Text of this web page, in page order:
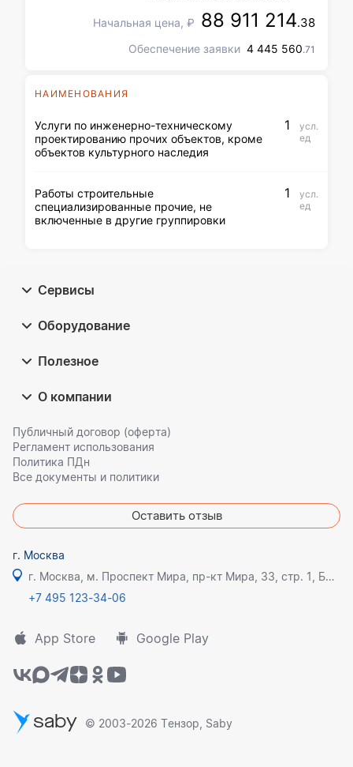
Начальная цена, ₽ 88 911 214.38
Обеспечение заявки 4 445 560.71
НАИМЕНОВАНИЯ
Услуги по инженерно-техническому
проектированию прочих объектов, кроме
объектов культурного наследия
1
усл.
ед
Работы строительные
специализированные прочие, не
включенные в другие группировки
1
усл.
ед
Сервисы
Оборудование
Полезное
О компании
Публичный договор (оферта)
Регламент использования
Политика ПДн
Все документы и политики
Оставить отзыв
г. Москва
г. Москва, м. Проспект Мира, пр-кт Мира, 33, стр. 1, БЦ Олимпик плаза
+7 495 123-34-06
App Store Google Play
saby © 2003-2026 Тензор, Saby